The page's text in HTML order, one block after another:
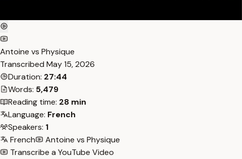
Antoine vs Physique
Transcribed May 15, 2026
Duration: 27:44
Words: 5,479
Reading time: 28 min
Language: French
Speakers: 1
French
Antoine vs Physique
Transcribe a YouTube Video